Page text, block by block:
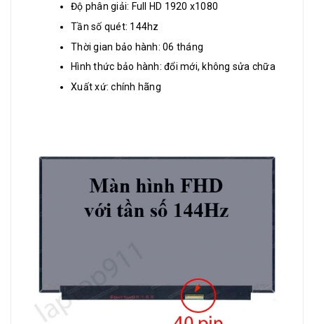
Độ phân giải: Full HD 1920 x1080
Tần số quét: 144hz
Thời gian bảo hành: 06 tháng
Hình thức bảo hành: đổi mới, không sửa chữa
Xuất xứ: chính hãng